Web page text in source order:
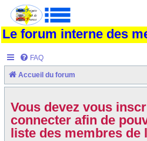
Le forum interne des
FAQ
Accueil du forum
Vous devez vous
connecter afin de
liste des membres de